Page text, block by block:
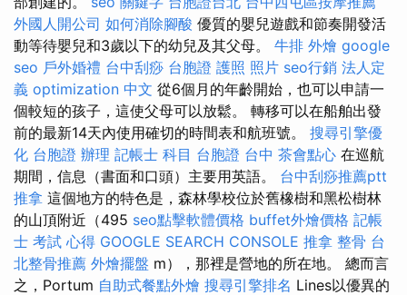
外國人開公司 如何消除腳酸 優質的嬰兒遊戲和節奏開發活
動等待嬰兒和3歲以下的幼兒及其父母。 牛排 外燴 google
seo 戶外婚禮 台中刮痧 台胞證 護照 照片 seo行銷 法人定
義 optimization 中文 從6個月的年齡開始，也可以申請一
個較短的孩子，這使父母可以放鬆。 轉移可以在船舶出發
前的最新14天內使用確切的時間表和航班號。 搜尋引擎優
化 台胞證 辦理 記帳士 科目 台胞證 台中 茶會點心 在巡航
期間，信息（書面和口頭）主要用英語。 台中刮痧推薦ptt
推拿 這個地方的特色是，森林學校位於舊橡樹和黑松樹林
的山頂附近（495 seo點擊軟體價格 buffet外燴價格 記帳
士 考試 心得 GOOGLE SEARCH CONSOLE 推拿 整骨 台
北整骨推薦 外燴擺盤 m），那裡是營地的所在地。 總而言
之，Portum 自助式餐點外燴 搜尋引擎排名 Lines以優異的